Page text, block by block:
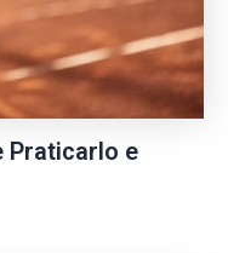
Praticarlo e